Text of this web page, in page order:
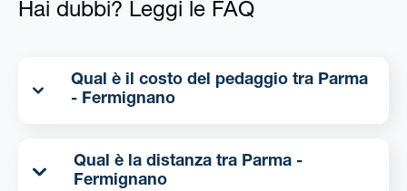
Hai dubbi? Leggi le FAQ
Qual è il costo del pedaggio tra Parma
- Fermignano
Qual è la distanza tra Parma -
Fermignano